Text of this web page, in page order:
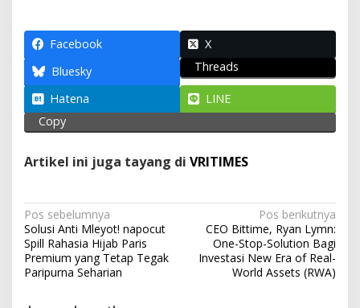
at
s
A
p
p
e
b
o
o
k
e
a
m
ittai
l
ar
e
Facebook
X
Bluesky
Threads
Hatena
LINE
Copy
Artikel ini juga tayang di VRITIMES
N
a
v
i
Pos sebelumnya
Solusi Anti Mleyot! napocut
Spill Rahasia Hijab Paris
Premium yang Tetap Tegak
Paripurna Seharian
Pos berikutnya
CEO Bittime, Ryan Lymn:
One-Stop-Solution Bagi
Investasi New Era of Real-
World Assets (RWA)